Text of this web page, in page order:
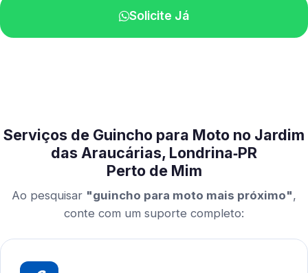
Solicite Já
Serviços de Guincho para Moto no Jardim
das Araucárias, Londrina‑PR
Perto de Mim
Ao pesquisar "guincho para moto mais próximo",
conte com um suporte completo: